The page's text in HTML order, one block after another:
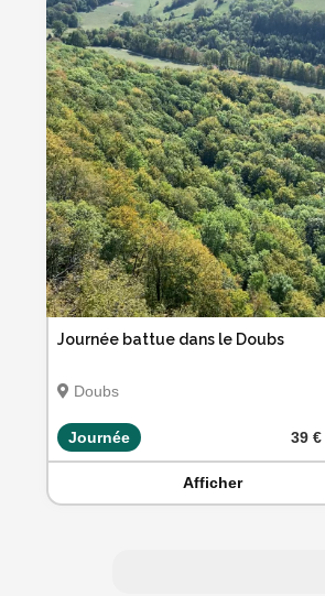
Journée battue dans le Doubs
Doubs
Journée 39
Afficher